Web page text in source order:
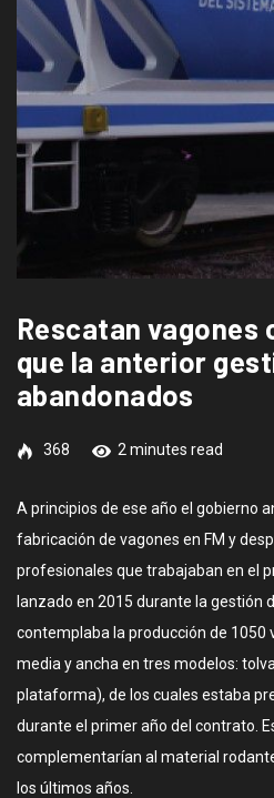
Rescatan
que la anterior
abandonados
368 2 minutes read
A principios de ese año el gobierno
fabricación de vagones en FM y
profesionales que trabajaban en el
lanzado en 2015 durante la gestión
contemplaba la producción de 1050
media y ancha en tres modelos:
plataforma), de los cuales estaba
durante el primer año del contrato.
complementarían al material
los últimos años.